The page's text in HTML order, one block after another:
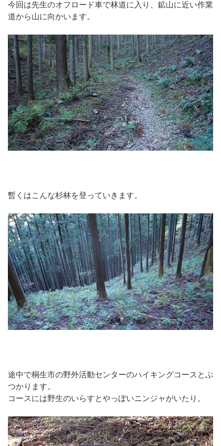
今回は先生のオフロード車で林道に入り、鉱山に近い作業
道から山に向かいます。
暫くはこんな杉林を登っていきます。
途中で桐生市の野外活動センターのハイキングコースとぶ
つかります。
コースには野生のいらすとやっぽいニンジャがいたり。